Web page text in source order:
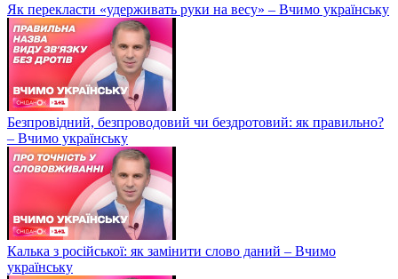
Як перекласти «удерживать руки на весу» – Вчимо українську
Безпровідний, безпроводовий чи бездротовий: як правильно?
– Вчимо українську
Калька з російської: як замінити слово даний – Вчимо
українську